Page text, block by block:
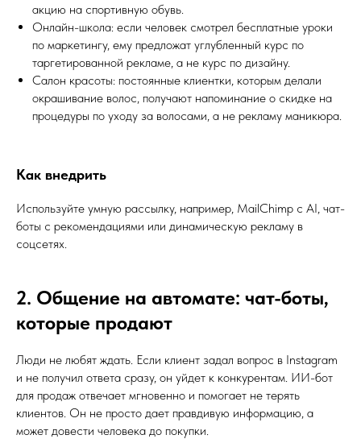
акцию на спортивную обувь.
Онлайн-школа: если человек смотрел бесплатные уроки
по маркетингу, ему предложат углубленный курс по
таргетированной рекламе, а не курс по дизайну.
Салон красоты: постоянные клиентки, которым делали
окрашивание волос, получают напоминание о скидке на
процедуры по уходу за волосами, а не рекламу маникюра.
Как внедрить
Используйте умную рассылку, например, MailChimp с AI, чат-
боты с рекомендациями или динамическую рекламу в
соцсетях.
2. Общение на автомате: чат-боты,
которые продают
Люди не любят ждать. Если клиент задал вопрос в Instagram
и не получил ответа сразу, он уйдет к конкурентам. ИИ-бот
для продаж отвечает мгновенно и помогает не терять
клиентов. Он не просто дает правдивую информацию, а
может довести человека до покупки.